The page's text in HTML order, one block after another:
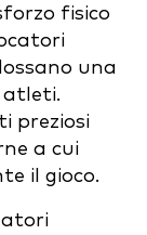
fisico
una
atleti.
preziosi
a cui
il gioco.